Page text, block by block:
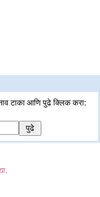
टाका आणि पुढे क्लिक करा: